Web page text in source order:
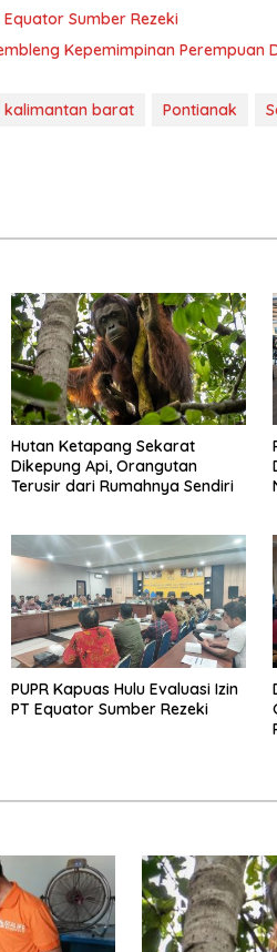
Equator Sumber Rezeki
Kepemimpinan Perempuan
kalimantan barat Pontianak
Hutan Ketapang Sekarat
Dikepung Api, Orangutan
Terusir dari Rumahnya Sendiri
PUPR Kapuas Hulu Evaluasi Izin
PT Equator Sumber Rezeki